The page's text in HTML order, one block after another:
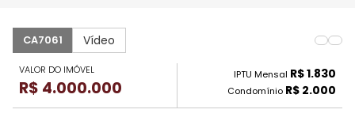
CA7061 Vídeo
VALOR DO IMÓVEL
R$ 4.000.000
IPTU Mensal R$ 1.830
Condomínio R$ 2.000